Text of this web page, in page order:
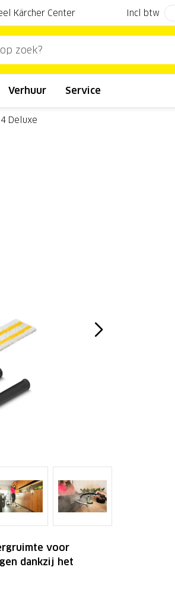
Kärcher Center
Verhuur Service
Incl btw
Deluxe
voor
dankzij het